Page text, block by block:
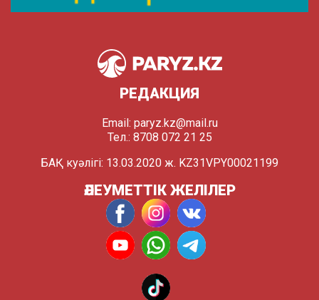
РЕДАКЦИЯ
Email: paryz.kz@mail.ru
Тел.: 8708 072 21 25
БАҚ куәлігі: 13.03.2020 ж. KZ31VPY00021199
ӘЛЕУМЕТТІК ЖЕЛІЛЕР